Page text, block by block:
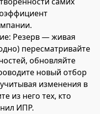
Резерв — живая
пересматривайте
обновляйте
новый отбор
изменения в
из него тех, кто
ИПР.